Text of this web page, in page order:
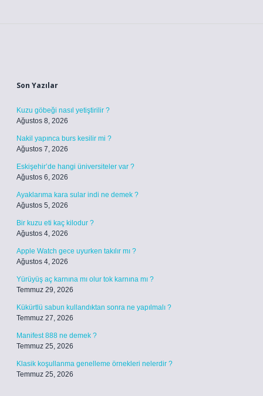
Son Yazılar
Kuzu göbeği nasıl yetiştirilir ?
Ağustos 8, 2026
Nakil yapınca burs kesilir mi ?
Ağustos 7, 2026
Eskişehir’de hangi üniversiteler var ?
Ağustos 6, 2026
Ayaklarıma kara sular indi ne demek ?
Ağustos 5, 2026
Bir kuzu eti kaç kilodur ?
Ağustos 4, 2026
Apple Watch gece uyurken takılır mı ?
Ağustos 4, 2026
Yürüyüş aç karnına mı olur tok karnına mı ?
Temmuz 29, 2026
Kükürtlü sabun kullandıktan sonra ne yapılmalı ?
Temmuz 27, 2026
Manifest 888 ne demek ?
Temmuz 25, 2026
Klasik koşullanma genelleme örnekleri nelerdir ?
Temmuz 25, 2026